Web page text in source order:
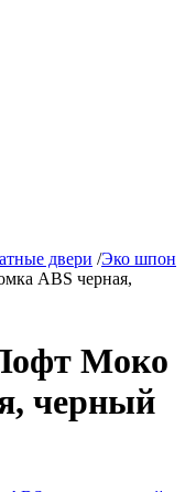
двери /Эко шпон
ABS черная,
Моко
черный